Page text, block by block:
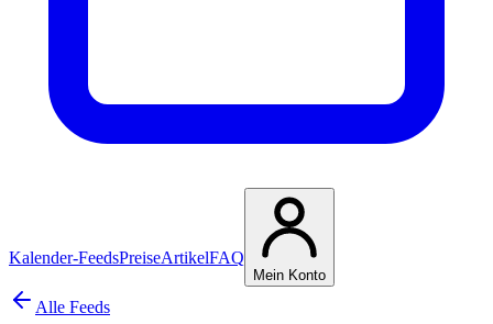
Kalender-FeedsPreiseArtikelFAQ
Mein Konto
Alle Feeds